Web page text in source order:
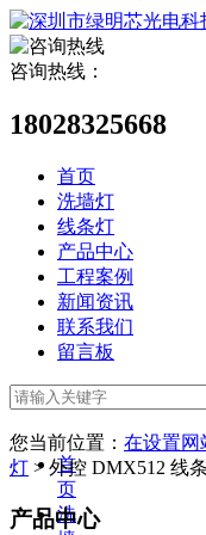
咨询热线：
18028325668
首页
洗墙灯
线条灯
产品中心
工程案例
新闻资讯
联系我们
留言板
首
页
洗
您当前位置： 在设置网
灯 > 外控 DMX512 线
产品中心